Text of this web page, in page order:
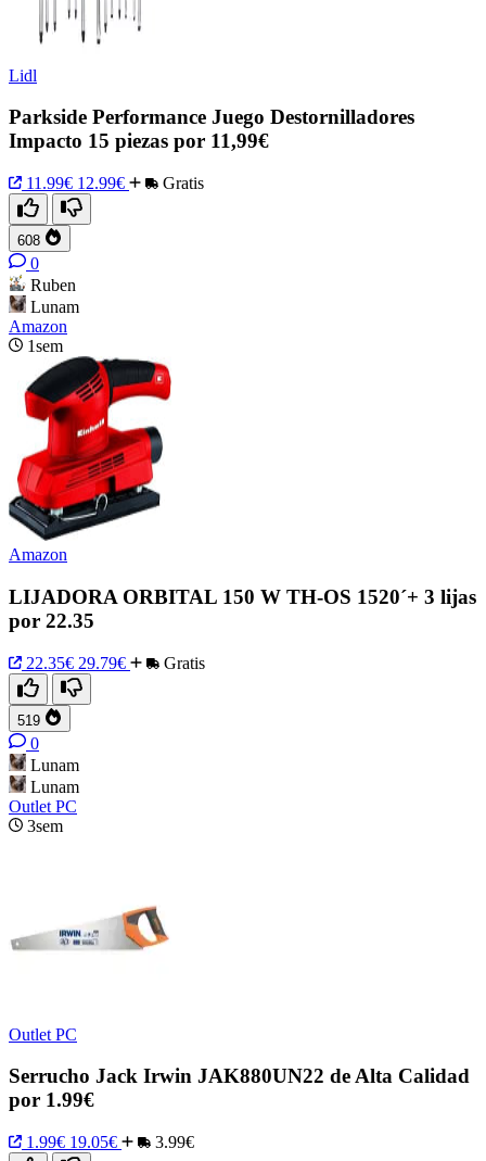
Lidl
Parkside Performance Juego Destornilladores
Impacto 15 piezas por 11,99€
11.99€ 12.99€ Gratis
608
0
Ruben
Lunam
Amazon
1sem
Amazon
LIJADORA ORBITAL 150 W TH-OS 1520´+ 3 lijas
por 22.35
22.35€ 29.79€ Gratis
519
0
Lunam
Lunam
Outlet PC
3sem
Outlet PC
Serrucho Jack Irwin JAK880UN22 de Alta Calidad
por 1.99€
1.99€ 19.05€ 3.99€